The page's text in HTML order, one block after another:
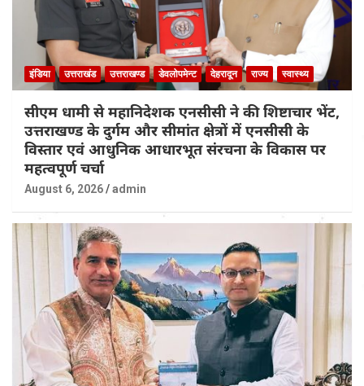
इंडिया उत्तराखंड उत्तराखण्ड डेवलोपमेन्ट देहरादून राज्य स्वास्थ्य
सीएम धामी से महानिदेशक एनसीसी ने की शिष्टाचार भेंट,
उत्तराखण्ड के दुर्गम और सीमांत क्षेत्रों में एनसीसी के
विस्तार एवं आधुनिक आधारभूत संरचना के विकास पर
महत्वपूर्ण चर्चा
August 6, 2026 admin